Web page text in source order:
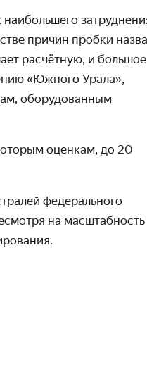
причин пробки
расчётную, и большое
«Южного Урала»,
оборудованным
оценкам, до 20
федерального
на масштабность